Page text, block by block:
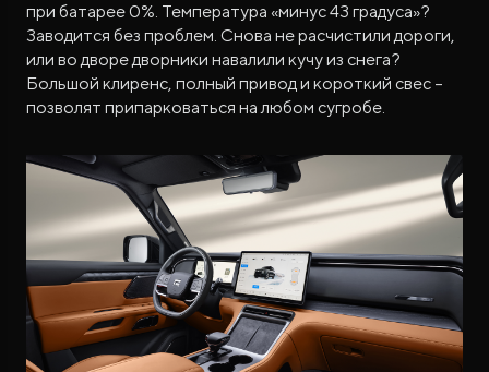
при батарее 0%. Температура «минус 43 градуса»?
Заводится без проблем. Снова не расчистили дороги,
или во дворе дворники навалили кучу из снега?
Большой клиренс, полный привод и короткий свес –
позволят припарковаться на любом сугробе.